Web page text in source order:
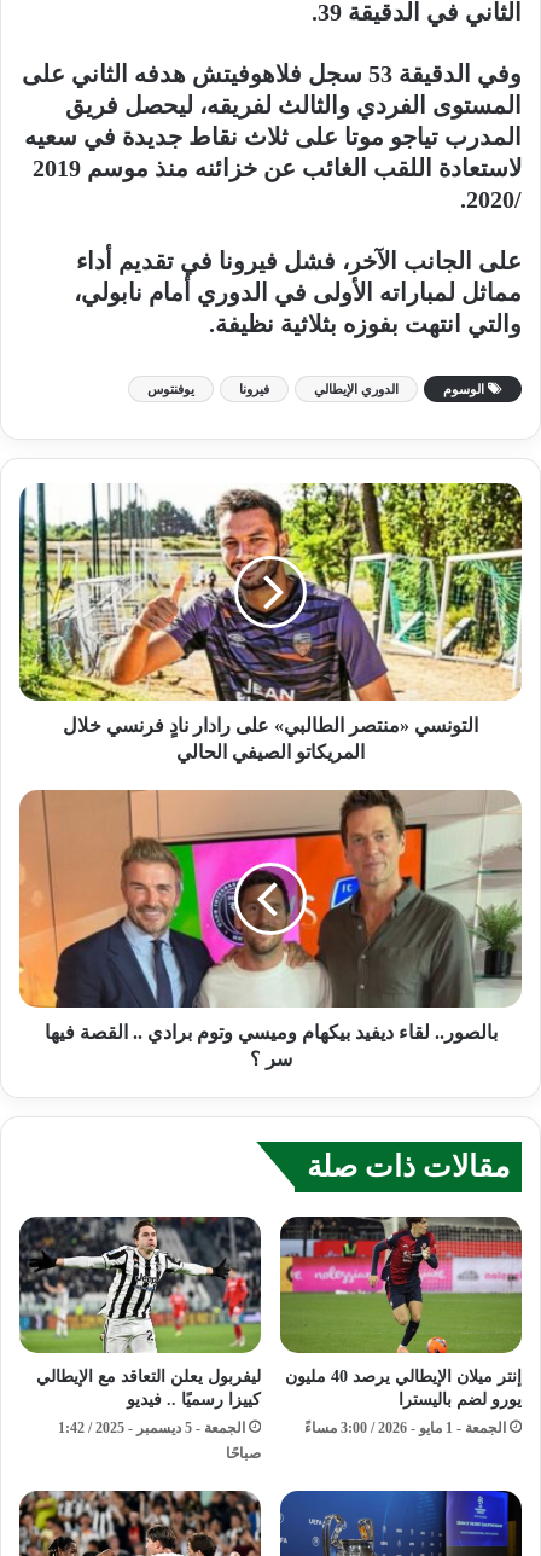
الثاني في الدقيقة 39.
وفي الدقيقة 53 سجل فلاهوفيتش هدفه الثاني على
المستوى الفردي والثالث لفريقه، ليحصل فريق
المدرب تياجو موتا على ثلاث نقاط جديدة في سعيه
لاستعادة اللقب الغائب عن خزائنه منذ موسم 2019
/2020.
على الجانب الآخر، فشل فيرونا في تقديم أداء
مماثل لمباراته الأولى في الدوري أمام نابولي،
والتي انتهت بفوزه بثلاثية نظيفة.
الوسوم الدوري الإيطالي فيرونا يوفنتوس
التونسي «منتصر الطالبي» على رادار نادٍ فرنسي خلال
المريكاتو الصيفي الحالي
بالصور.. لقاء ديفيد بيكهام وميسي وتوم برادي .. القصة فيها
سر ؟
مقالات ذات صلة
إنتر ميلان الإيطالي يرصد 40 مليون
يورو لضم باليسترا
الجمعة - 1 مايو - 2026 / 3:00 مساءً
ليفربول يعلن التعاقد مع الإيطالي
كييزا رسميًا .. فيديو
الجمعة - 5 ديسمبر - 2025 / 1:42
صباحًا